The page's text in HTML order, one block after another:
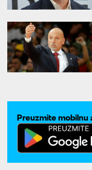
Preuzmite mobilnu